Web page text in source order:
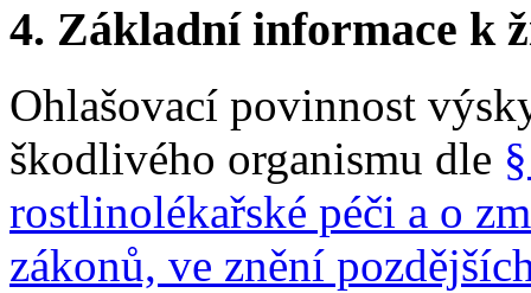
4. Základní informace k
Ohlašovací povinnost
škodlivého organismu dle
rostlinolékařské péči a o
zákonů, ve znění